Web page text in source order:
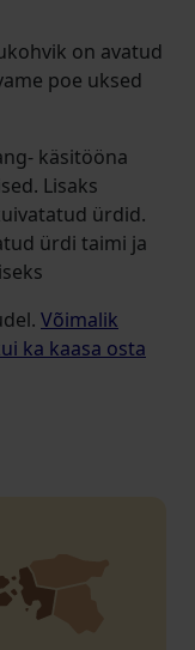
on avatud
poe uksed
käsitööna
Lisaks
ürdid.
ürdi taimi ja
Võimalik
ka kaasa osta